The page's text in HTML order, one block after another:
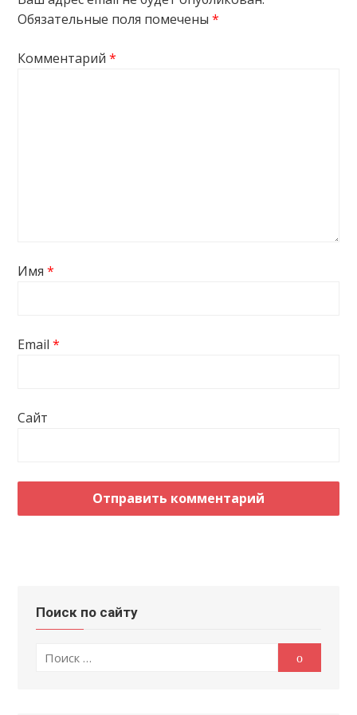
Обязательные поля помечены*
Комментарий*
Имя*
Email*
Сайт
Поиск по сайту
по: